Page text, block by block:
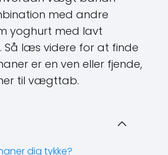
med andre
yoghurt med lavt
Så læs videre for at finde
er en ven eller fjende,
til vægttab.
dig tykke?